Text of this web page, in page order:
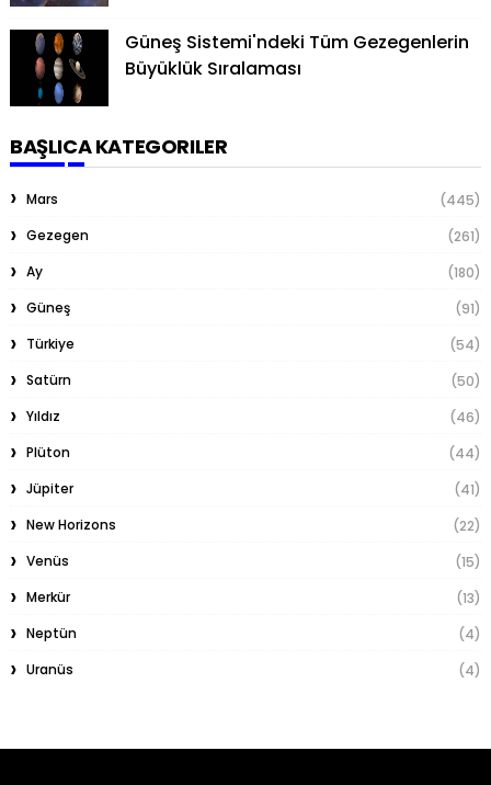
Güneş Sistemi'ndeki Tüm Gezegenlerin
Büyüklük Sıralaması
BAŞLICA KATEGORILER
Mars
(445)
Gezegen
(261)
Ay
(180)
Güneş
(91)
Türkiye
(54)
Satürn
(50)
Yıldız
(46)
Plüton
(44)
Jüpiter
(41)
New Horizons
(22)
Venüs
(15)
Merkür
(13)
Neptün
(4)
Uranüs
(4)